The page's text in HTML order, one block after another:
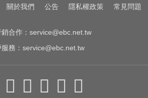
》資深綠葉演員 黎彼得病
關於我們 公告 隱私權政策 常見問題
合作： service@ebc.net.tw
務： service@ebc.net.tw